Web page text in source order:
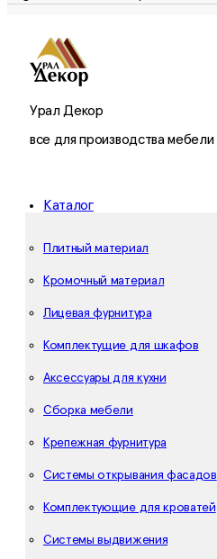
Урал Декор
все для производства мебели
Каталог
Плитный материал
Кромочный материал
Лицевая фурнитура
Комплектущие для шкафов
Аксессуары для кухни
Сборка мебели
Крепежная фурнитура
Системы открывания фасадов
Комплектующие для кроватей
Системы выдвижения